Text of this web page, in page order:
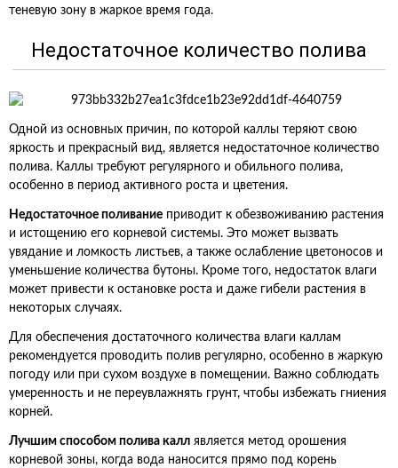
теневую зону в жаркое время года.
Недостаточное количество полива
Одной из основных причин, по которой каллы теряют свою
яркость и прекрасный вид, является недостаточное количество
полива. Каллы требуют регулярного и обильного полива,
особенно в период активного роста и цветения.
Недостаточное поливание приводит к обезвоживанию растения
и истощению его корневой системы. Это может вызвать
увядание и ломкость листьев, а также ослабление цветоносов и
уменьшение количества бутоны. Кроме того, недостаток влаги
может привести к остановке роста и даже гибели растения в
некоторых случаях.
Для обеспечения достаточного количества влаги каллам
рекомендуется проводить полив регулярно, особенно в жаркую
погоду или при сухом воздухе в помещении. Важно соблюдать
умеренность и не переувлажнять грунт, чтобы избежать гниения
корней.
Лучшим способом полива калл является метод орошения
корневой зоны, когда вода наносится прямо под корень